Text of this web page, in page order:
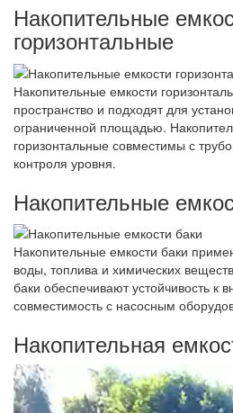
Накопительные
горизонтальные
Накопительные емкости
пространство и подходят для
ограниченной площадью.
горизонтальные совместимы с
контроля уровня.
Накопительные
Накопительные емкости баки
воды, топлива и химических
баки обеспечивают устойчивость к
совместимость с насосным
Накопительная